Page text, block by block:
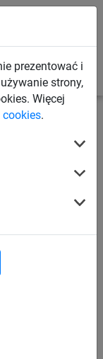
prezentować i
strony,
Więcej
.